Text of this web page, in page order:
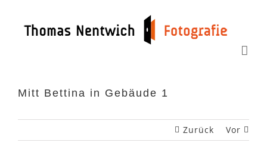
springen
Mitt Bettina in Gebäude 1
Zurück Vor